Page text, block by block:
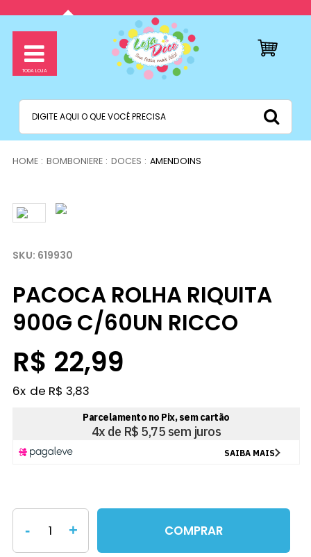
BOMBONIERE DOCES AMENDOINS
619930
PACOCA ROLHA RIQUITA
900G C/60UN RICCO
R$ 22,99
6x R$ 3,83
- + COMPRAR